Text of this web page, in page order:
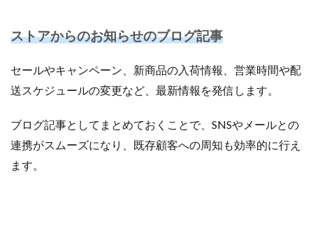
ストアからのお知らせのブログ記事
セールやキャンペーン、新商品の入荷情報、営業時間や配
送スケジュールの変更など、最新情報を発信します。
ブログ記事としてまとめておくことで、SNSやメールとの
連携がスムーズになり、既存顧客への周知も効率的に行え
ます。